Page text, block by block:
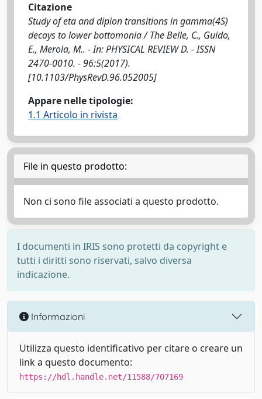
Citazione
Study of eta and dipion transitions in gamma(4S)
decays to lower bottomonia / The Belle, C., Guido,
E., Merola, M.. - In: PHYSICAL REVIEW D. - ISSN
2470-0010. - 96:5(2017).
[10.1103/PhysRevD.96.052005]
Appare nelle tipologie:
1.1 Articolo in rivista
File in questo prodotto:
Non ci sono file associati a questo prodotto.
I documenti in IRIS sono protetti da copyright e
tutti i diritti sono riservati, salvo diversa
indicazione.
Informazioni
Utilizza questo identificativo per citare o creare un
link a questo documento:
https://hdl.handle.net/11588/707169